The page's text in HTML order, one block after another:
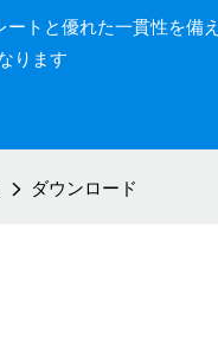
ートと優れた一貫性を
ります
ダウンロード